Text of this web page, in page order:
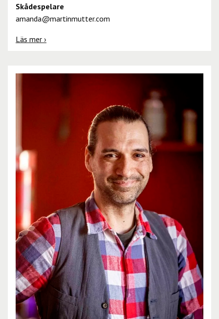
Skådespelare
amanda@martinmutter.com
Läs mer ›